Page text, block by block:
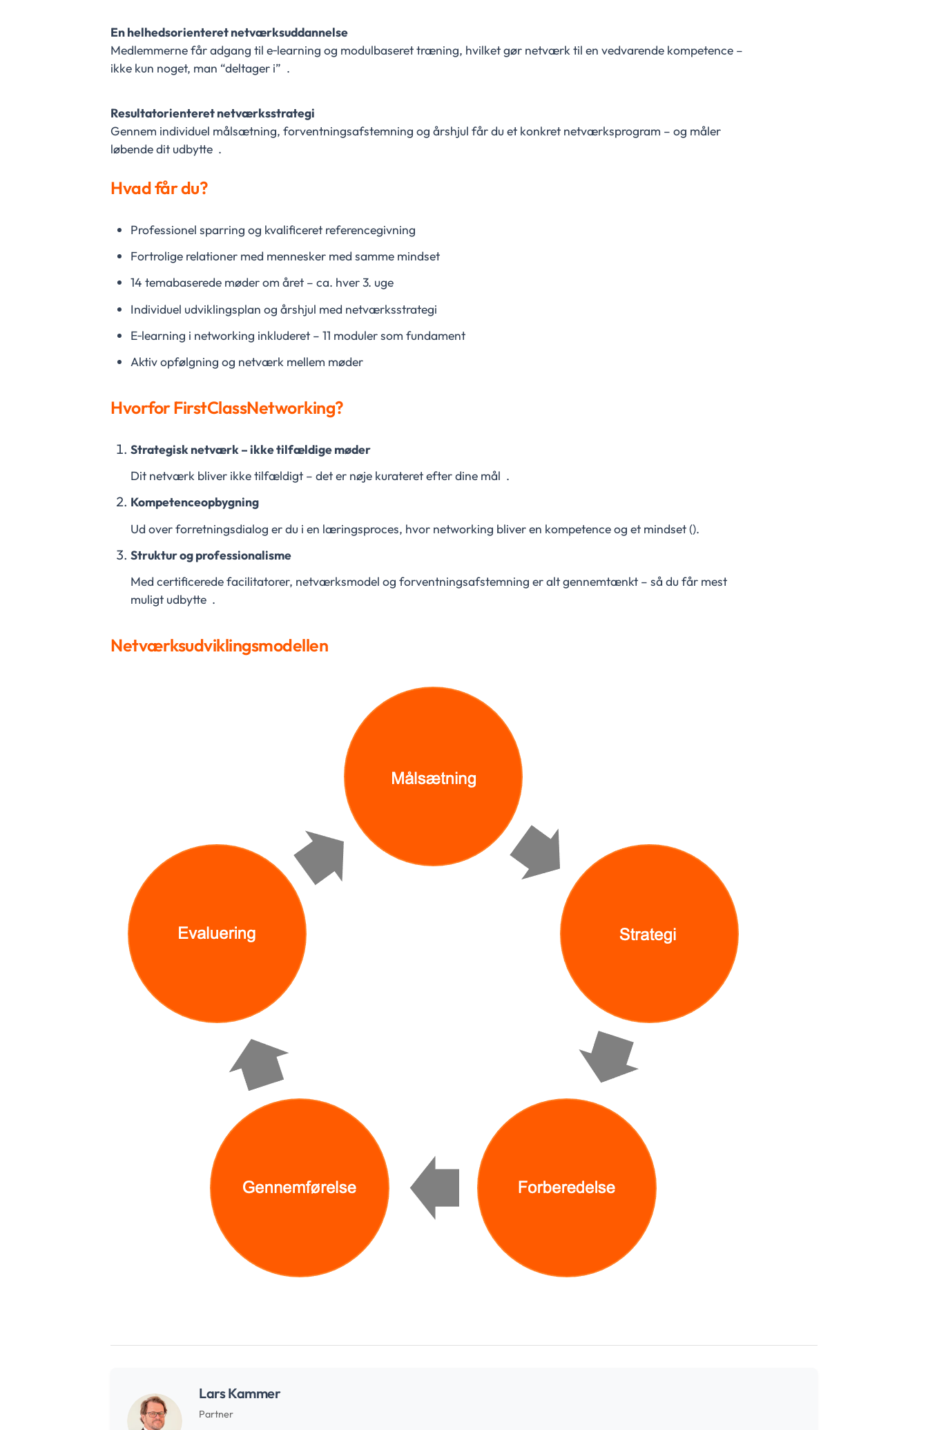
En helhedsorienteret netværksuddannelse
Medlemmerne får adgang til e‑learning og modulbaseret træning, hvilket gør netværk til en vedvarende kompetence –
ikke kun noget, man “deltager i” .
Resultatorienteret netværksstrategi
Gennem individuel målsætning, forventningsafstemning og årshjul får du et konkret netværksprogram – og måler
løbende dit udbytte .
Hvad får du?
Professionel sparring og kvalificeret referencegivning
Fortrolige relationer med mennesker med samme mindset
14 temabaserede møder om året – ca. hver 3. uge
Individuel udviklingsplan og årshjul med netværksstrategi
E‑learning i networking inkluderet – 11 moduler som fundament
Aktiv opfølgning og netværk mellem møder
Hvorfor FirstClassNetworking?
Strategisk netværk – ikke tilfældige møder
Dit netværk bliver ikke tilfældigt – det er nøje kurateret efter dine mål .
Kompetenceopbygning
Ud over forretningsdialog er du i en læringsproces, hvor networking bliver en kompetence og et mindset ().
Struktur og professionalisme
Med certificerede facilitatorer, netværksmodel og forventningsafstemning er alt gennemtænkt – så du får mest
muligt udbytte .
Netværksudviklingsmodellen
Lars Kammer
Partner